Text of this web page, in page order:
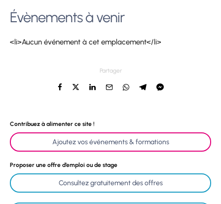
Évènements à venir
<li>Aucun événement à cet emplacement</li>
Partager
Contribuez à alimenter ce site !
Ajoutez vos événements & formations
Proposer une offre d’emploi ou de stage
Consultez gratuitement des offres